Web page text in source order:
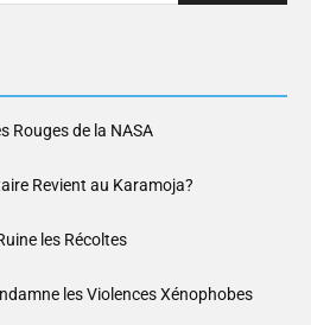
Rouges de la NASA
Revient au Karamoja?
les Récoltes
les Violences Xénophobes